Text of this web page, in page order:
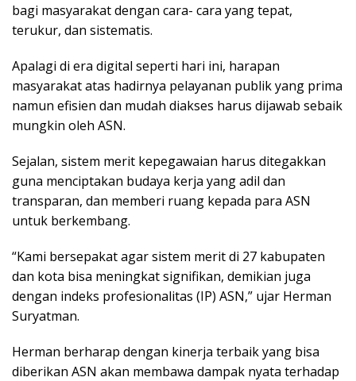
bagi masyarakat dengan cara- cara yang tepat,
terukur, dan sistematis.
Apalagi di era digital seperti hari ini, harapan
masyarakat atas hadirnya pelayanan publik yang prima
namun efisien dan mudah diakses harus dijawab sebaik
mungkin oleh ASN.
Sejalan, sistem merit kepegawaian harus ditegakkan
guna menciptakan budaya kerja yang adil dan
transparan, dan memberi ruang kepada para ASN
untuk berkembang.
“Kami bersepakat agar sistem merit di 27 kabupaten
dan kota bisa meningkat signifikan, demikian juga
dengan indeks profesionalitas (IP) ASN,” ujar Herman
Suryatman.
Herman berharap dengan kinerja terbaik yang bisa
diberikan ASN akan membawa dampak nyata terhadap